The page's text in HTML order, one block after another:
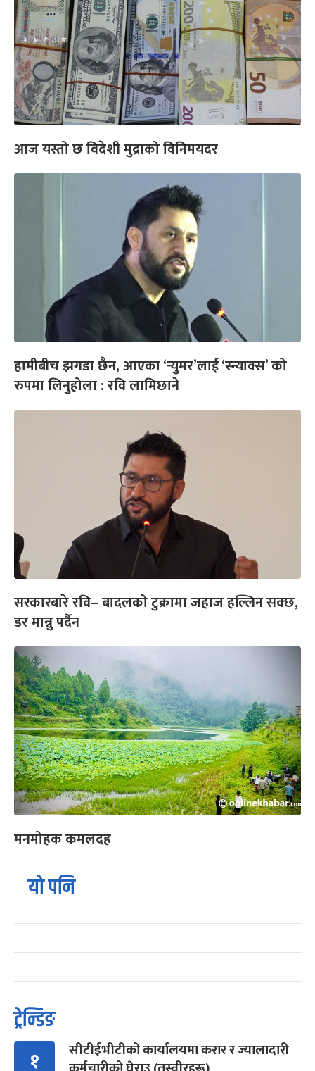
आज यस्तो छ विदेशी मुद्राको विनिमयदर
हामीबीच झगडा छैन, आएका ‘र्‍युमर’लाई ‘स्न्याक्स’ को
रुपमा लिनुहोला : रवि लामिछाने
सरकारबारे रवि– बादलको टुक्रामा जहाज हल्लिन सक्छ,
डर मान्नु पर्दैन
मनमोहक कमलदह
यो पनि
ट्रेन्डिङ
१
सीटीईभीटीको कार्यालयमा करार र ज्यालादारी